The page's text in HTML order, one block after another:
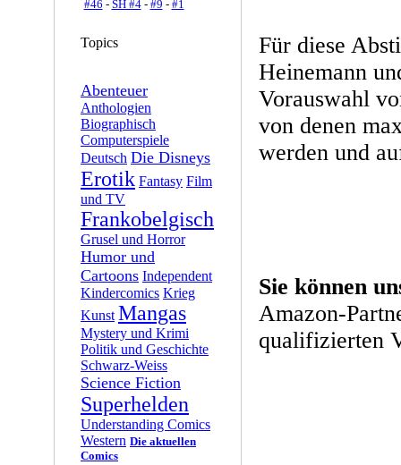
#46 - SH #4- #9 - #1
Topics
Abenteuer
Anthologien
Biographisch
Computerspiele
Deutsch Die Disneys
Erotik Fantasy Film
und TV
Frankobelgisch
Grusel und Horror
Humor und
Cartoons Independent
Kindercomics Krieg
Kunst Mangas
Mystery und Krimi
Politik und Geschichte
Schwarz-Weiss
Science Fiction
Superhelden
Understanding Comics
Western Die aktuellen
Comics
Für diese
Heinemann
Vorauswahl
von denen
werden und
Sie können
Amazon-
qualifizierten